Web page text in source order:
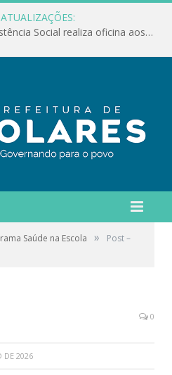
Conselho Municipal de Assistência Social realiza oficina aos servidores
Saúde na Escola »
Post –
0
DE 2026